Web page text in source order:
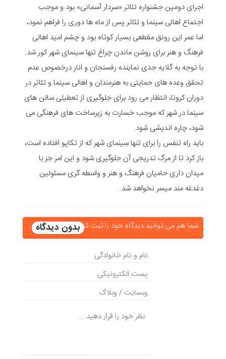
اجرای دومین جشنواره تئاتر «سردار آسمانی» بود و موجب
اجتماع اهالی سینما و تئاتر پس از ماه ها دوری را فراهم نمود،
اما عمر این رونق مقطعی بسیار کوتاه بود و چشم امید اهالی
فرهنگ و هنر برای روشن ماندن چراغ تنها سینمای شهر کور شد.
با توجه به گلایه جدی نماینده رفسنجان و انار درخصوص عدم
تحقق وعده های حمایتی به هنرمندان و اهالی سینما و تئاتر در
دوران کرونا، انتظار می رود برای جلوگیری از تعطیلی سالن های
سینما در شهر که موجب خسارت به زیرساخت های فرهنگی می
شود، چاره اندیشی شود.
باید راه تنفس را برای تنها سینمای شهر که از تکاپو افتاده است،
باز کرد تا از مرگ تدریجی آن جلوگیری شود و این امر جز با
میدان داری حامیان فرهنگ و هنر و واسطه گری مسئولین
دغدغه مند میسر نخواهد شد.
شما هم می توانید دیدگاه خود را ثبت کنید